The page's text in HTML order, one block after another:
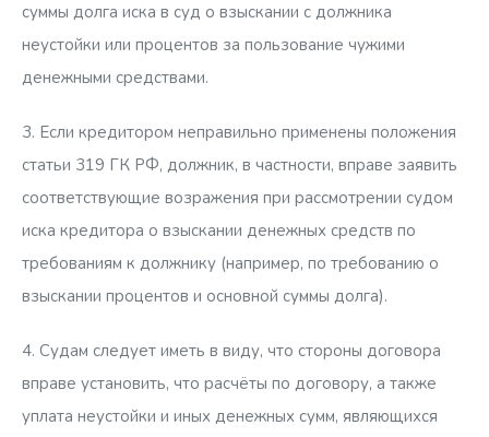
суммы долга иска в суд о взыскании с должника
неустойки или процентов за пользование чужими
денежными средствами.
3. Если кредитором неправильно применены положения
статьи 319 ГК РФ, должник, в частности, вправе заявить
соответствующие возражения при рассмотрении судом
иска кредитора о взыскании денежных средств по
требованиям к должнику (например, по требованию о
взыскании процентов и основной суммы долга).
4. Судам следует иметь в виду, что стороны договора
вправе установить, что расчёты по договору, а также
уплата неустойки и иных денежных сумм, являющихся